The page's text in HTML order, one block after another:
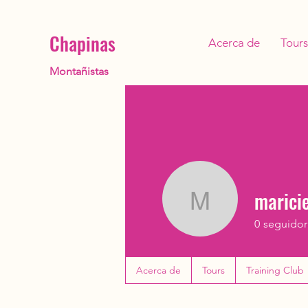
Chapinas
Montañistas
Acerca de Tours
0
Acerca de Tours Training Club